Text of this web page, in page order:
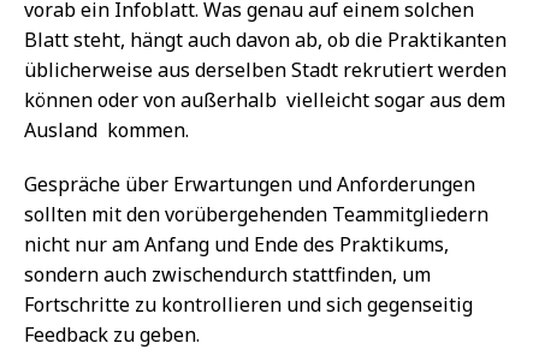
vorab ein Infoblatt. Was genau auf einem solchen
Blatt steht, hängt auch davon ab, ob die Praktikanten
üblicherweise aus derselben Stadt rekrutiert werden
können oder von außerhalb  vielleicht sogar aus dem
Ausland  kommen.
Gespräche über Erwartungen und Anforderungen
sollten mit den vorübergehenden Teammitgliedern
nicht nur am Anfang und Ende des Praktikums,
sondern auch zwischendurch stattfinden, um
Fortschritte zu kontrollieren und sich gegenseitig
Feedback zu geben.